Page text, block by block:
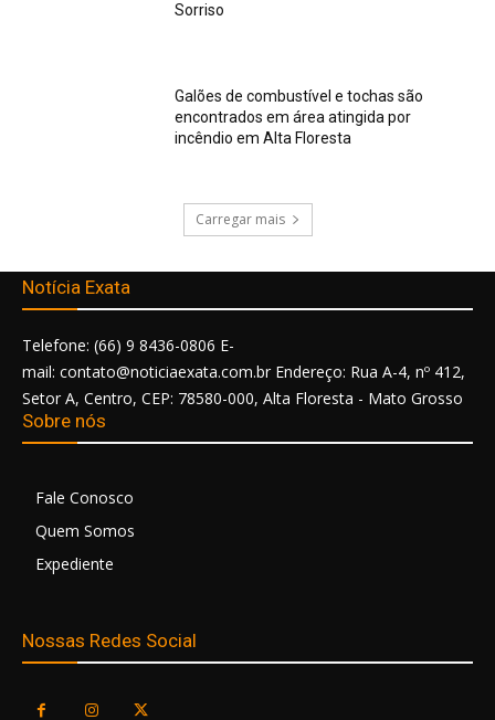
Sorriso
Galões de combustível e tochas são
encontrados em área atingida por
incêndio em Alta Floresta
Carregar mais
Notícia Exata
Telefone: (66) 9 8436-0806 E-
mail: contato@noticiaexata.com.br Endereço: Rua A-4, nº 412,
Setor A, Centro, CEP: 78580-000, Alta Floresta - Mato Grosso
Sobre nós
Fale Conosco
Quem Somos
Expediente
Nossas Redes Social